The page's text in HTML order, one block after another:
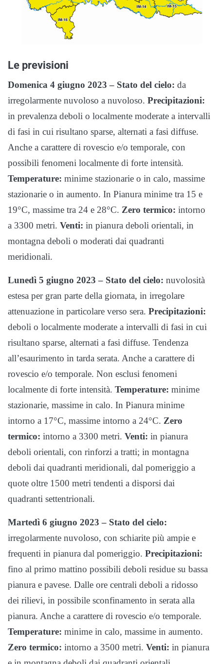
Le previsioni
Domenica 4 giugno 2023 – Stato del cielo: da
irregolarmente nuvoloso a nuvoloso. Precipitazioni:
in prevalenza deboli o localmente moderate a intervalli
di fasi in cui risultano sparse, alternati a fasi diffuse.
Anche a carattere di rovescio e/o temporale, con
possibili fenomeni localmente di forte intensità.
Temperature: minime stazionarie o in calo, massime
stazionarie o in aumento. In Pianura minime tra 15 e
19°C, massime tra 24 e 28°C. Zero termico: intorno
a 3300 metri. Venti: in pianura deboli orientali, in
montagna deboli o moderati dai quadranti
meridionali.
Lunedì 5 giugno 2023 – Stato del cielo: nuvolosità
estesa per gran parte della giornata, in irregolare
attenuazione in particolare verso sera. Precipitazioni:
deboli o localmente moderate a intervalli di fasi in cui
risultano sparse, alternati a fasi diffuse. Tendenza
all’esaurimento in tarda serata. Anche a carattere di
rovescio e/o temporale. Non esclusi fenomeni
localmente di forte intensità. Temperature: minime
stazionarie, massime in calo. In Pianura minime
intorno a 17°C, massime intorno a 24°C. Zero
termico: intorno a 3300 metri. Venti: in pianura
deboli orientali, con rinforzi a tratti; in montagna
deboli dai quadranti meridionali, dal pomeriggio a
quote oltre 1500 metri tendenti a disporsi dai
quadranti settentrionali.
Martedì 6 giugno 2023 – Stato del cielo:
irregolarmente nuvoloso, con schiarite più ampie e
frequenti in pianura dal pomeriggio. Precipitazioni:
fino al primo mattino possibili deboli residue su bassa
pianura e pavese. Dalle ore centrali deboli a ridosso
dei rilievi, in possibile sconfinamento in serata alla
pianura. Anche a carattere di rovescio e/o temporale.
Temperature: minime in calo, massime in aumento.
Zero termico: intorno a 3500 metri. Venti: in pianura